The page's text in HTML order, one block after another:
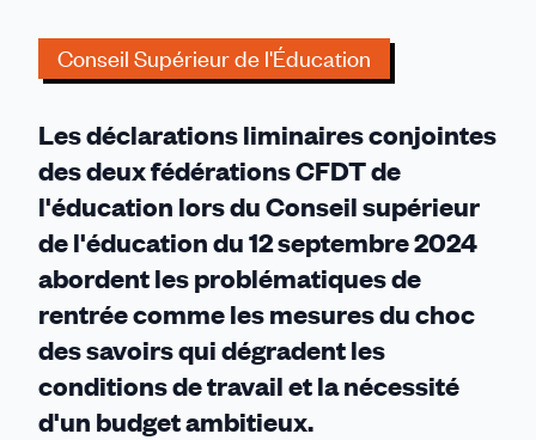
flou
budgétaire
Conseil Supérieur de l'Éducation
Les déclarations liminaires conjointes
des deux fédérations CFDT de
l'éducation lors du Conseil supérieur
de l'éducation du 12 septembre 2024
abordent les problématiques de
rentrée comme les mesures du choc
des savoirs qui dégradent les
conditions de travail et la nécessité
d'un budget ambitieux.